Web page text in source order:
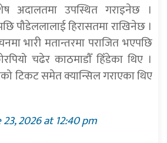
अदालतमा उपस्थित गराइनेछ ।
पौडेललालाई हिरासतमा राखिनेछ ।
भारी मतान्तरमा पराजित भएपछि
चढेर काठमाडाैँ हिँडेका थिए ।
टिकट समेत क्यान्सिल गराएका थिए
23, 2026 at 12:40 pm